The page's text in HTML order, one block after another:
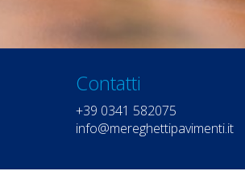
Contatti
+39 0341 582075
info@mereghettipavimenti.it